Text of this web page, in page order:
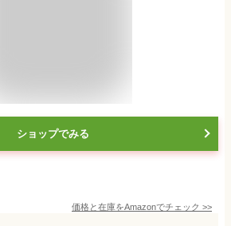
ショップでみる
価格と在庫をAmazonでチェック >>